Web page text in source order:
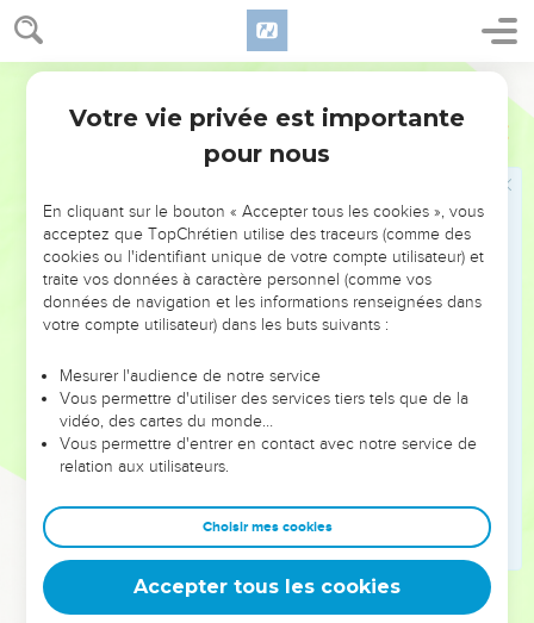
Lévitique 15
dureront plus que d’habitude, sera impure pendant toute la
période de son écoulement, comme pendant ses règles.
Tout lit sur lequel elle couchera pendant la durée de cet
écoulement sera comme le lit de ses règles et tout objet sur
lequel elle s'assiéra sera impur comme lors de ses règles.
Si quelqu’un les touche, il sera impur. Il lavera ses
Lorsqu'elle sera purifiée de son écoulement, elle
comptera encore 7 jours après lesquels elle sera pure.
Le huitième jour, elle prendra deux tourterelles ou deux
jeunes pigeons et elle les apportera au prêtre à l'entrée de la
Le prêtre offrira l'un en sacrifice d'expiation et l'autre en
holocauste, et il fera l'expiation pour elle devant l'Eternel à
cause de l’écoulement qui la rendait impure.
31
d’impureté, ainsi ils ne mourront pas pour avoir rendu impure
mon habitation au milieu d'eux. »
Telle est la loi pour l’homme qui a une blennorragie ou qui
est impur en raison d’une éjaculation,
Votre vie privée est importante
pour nous
En cliquant sur le bouton « Accepter tous les cookies », vous
acceptez que TopChrétien utilise des traceurs (comme des
cookies ou l'identifiant unique de votre compte utilisateur) et
traite vos données à caractère personnel (comme vos
données de navigation et les informations renseignées dans
votre compte utilisateur) dans les buts suivants :
Mesurer l'audience de notre service
Vous permettre d'utiliser des services tiers tels que de la
vidéo, des cartes du monde…
Vous permettre d'entrer en contact avec notre service de
relation aux utilisateurs.
Choisir mes cookies
Accepter tous les cookies